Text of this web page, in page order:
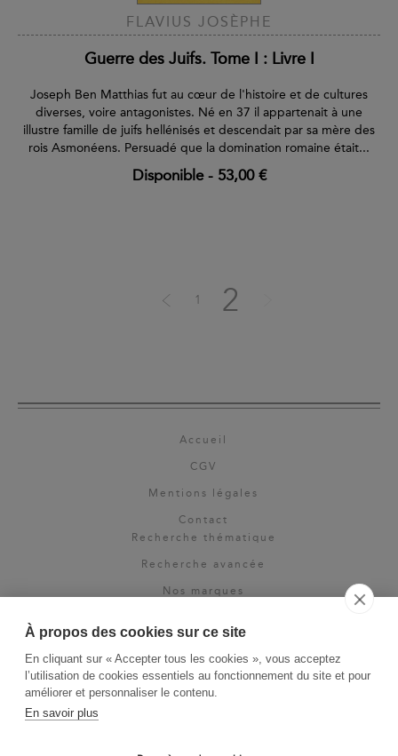
À propos des cookies sur ce site
En cliquant sur « Accepter tous les cookies », vous acceptez
l’utilisation de cookies essentiels au fonctionnement du site et pour
améliorer et personnaliser le contenu.
En savoir plus
FLAVIUS JOSÈPHE
Guerre des Juifs. Tome I : Livre I
Joseph Ben Matthias fut au cœur de l'histoire et de cultures
diverses, voire antagonistes. Né en 37 il appartenait à une
illustre famille de juifs hellénisés et descendait par sa mère des
rois Asmonéens. Persuadé que la domination romaine était...
Disponible- 53,00 €
1 2
Accueil
CGV
Mentions légales
Contact
Recherche thématique
Recherche avancée
Nos marques
Espace pro
Newsletter
La Vie des Classiques